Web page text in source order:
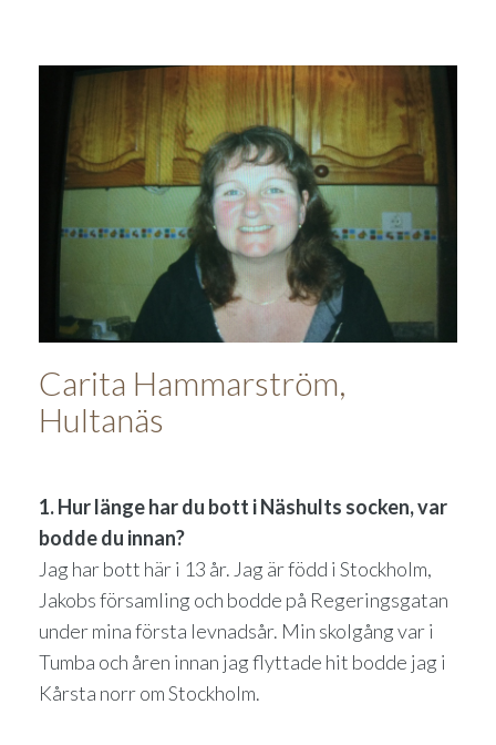
Carita Hammarström,
Hultanäs
1. Hur länge har du bott i Näshults socken, var
bodde du innan?
Jag har bott här i 13 år. Jag är född i Stockholm,
Jakobs församling och bodde på Regeringsgatan
under mina första levnadsår. Min skolgång var i
Tumba och åren innan jag flyttade hit bodde jag i
Kårsta norr om Stockholm.